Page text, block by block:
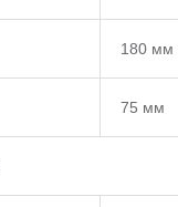
180 мм
75 мм